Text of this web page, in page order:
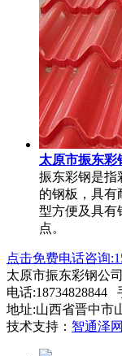
太原市振东彩
振东彩钢是指
的钢板，具有
型方便及具有
点。
点击免费电话咨询
太原市振东彩钢公
电话:18734828844
地址:山西省晋中市
技术支持： 智通泽